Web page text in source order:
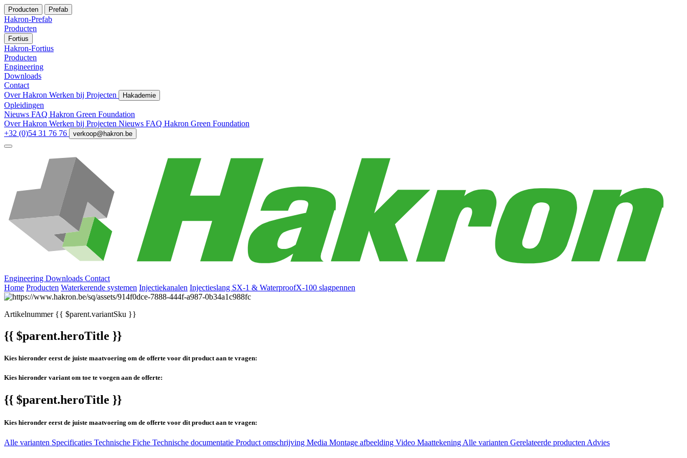
Producten Prefab
Hakron-Prefab
Producten
Fortius
Hakron-Fortius
Producten
Engineering
Downloads
Contact
Over Hakron Werken bij Projecten Hakademie
Opleidingen
Nieuws FAQ Hakron Green Foundation
Over Hakron Werken bij Projecten Nieuws FAQ Hakron Green Foundation
+32 (0)54 31 76 76
verkoop@hakron.be
Engineering Downloads Contact
Home Producten Waterkerende systemen Injectiekanalen Injectieslang SX-1 & WaterproofX-100 slagpennen
Artikelnummer{{ $parent.variantSku }}
{{ $parent.heroTitle }}
Kies hieronder eerst de juiste maatvoering om de offerte voor dit product aan te vragen:
Kies hieronder variant om toe te voegen aan de offerte:
{{ $parent.heroTitle }}
Kies hieronder eerst de juiste maatvoering om de offerte voor dit product aan te vragen:
Alle varianten Specificaties Technische Fiche Technische documentatie Product omschrijving Media Montage afbeelding Video Maattekening Alle varianten Gerelateerde producten Advies